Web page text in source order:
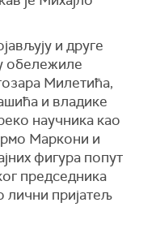
и друге
обележиле
Милетића,
и владике
научника као
Маркони и
фигура попут
председника
лични пријатељ